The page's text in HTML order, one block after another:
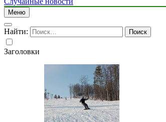
Меню
Найти:
Заголовки